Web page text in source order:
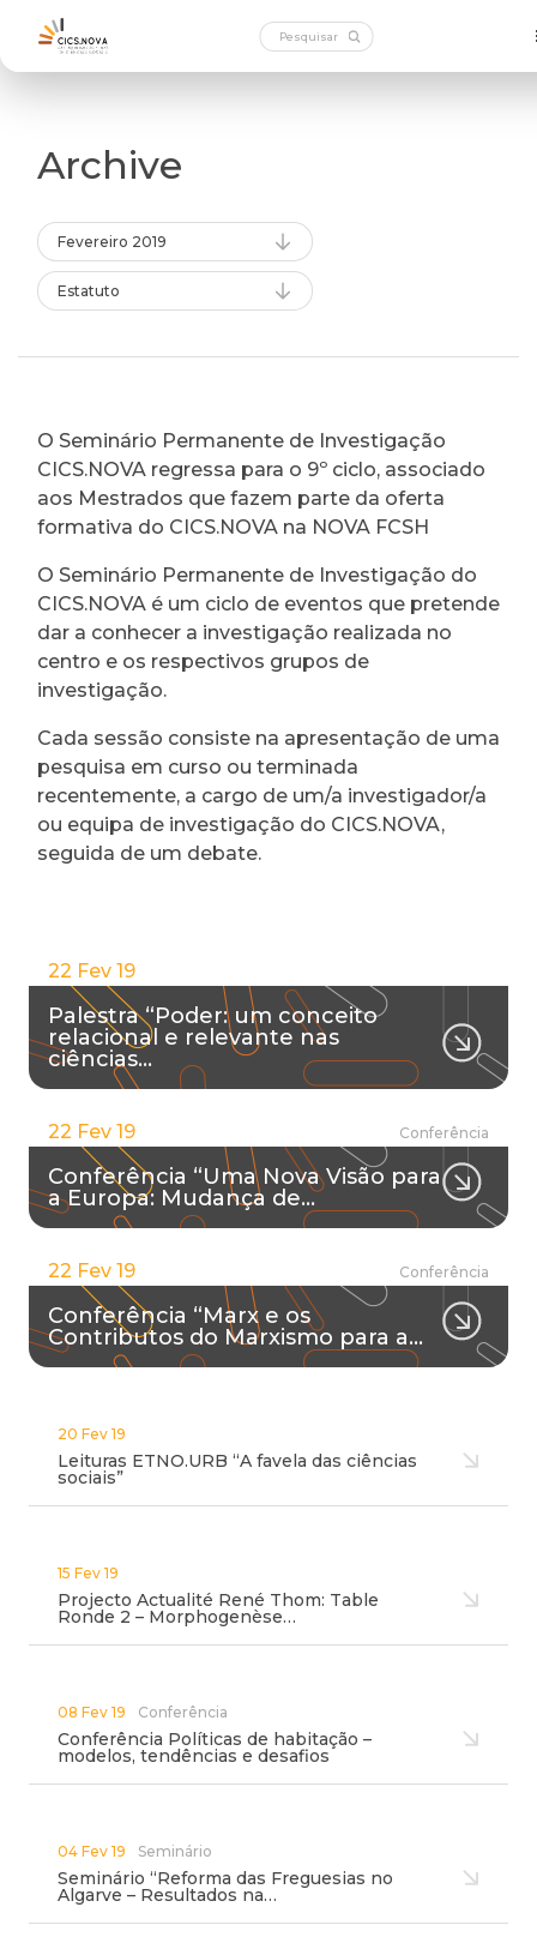
Archive
Fevereiro 2019
Estatuto
O Seminário Permanente de Investigação
CICS.NOVA regressa para o 9º ciclo, associado
aos Mestrados que fazem parte da oferta
formativa do CICS.NOVA na NOVA FCSH
O Seminário Permanente de Investigação do
CICS.NOVA é um ciclo de eventos que pretende
dar a conhecer a investigação realizada no
centro e os respectivos grupos de
investigação.
Cada sessão consiste na apresentação de uma
pesquisa em curso ou terminada
recentemente, a cargo de um/a investigador/a
ou equipa de investigação do CICS.NOVA,
seguida de um debate.
22 Fev 19
Palestra “Poder: um conceito
relacional e relevante nas
ciências…
22 Fev 19 Conferência
Conferência “Uma Nova Visão para
a Europa: Mudança de…
22 Fev 19 Conferência
Conferência “Marx e os
Contributos do Marxismo para a…
20 Fev 19
Leituras ETNO.URB “A favela das ciências
sociais”
15 Fev 19
Projecto Actualité René Thom: Table
Ronde 2 – Morphogenèse…
08 Fev 19 Conferência
Conferência Políticas de habitação –
modelos, tendências e desafios
04 Fev 19 Seminário
Seminário “Reforma das Freguesias no
Algarve – Resultados na…